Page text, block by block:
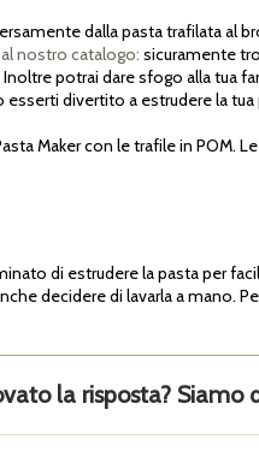
dalla pasta trafilata al
al nostro catalogo: sicuramente
potrai dare sfogo alla tua
divertito a estrudere la
Maker con le trafile in POM.
di estrudere la pasta per
decidere di lavarla a mano.
la risposta? Siamo